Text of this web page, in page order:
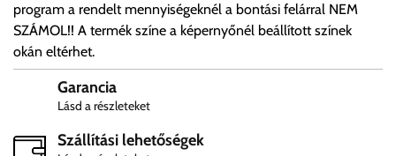
program a rendelt mennyiségeknél a bontási felárral NEM
SZÁMOL!! A termék színe a képernyőnél beállított színek
okán eltérhet.
Garancia
Lásd a részleteket
Szállítási lehetőségek